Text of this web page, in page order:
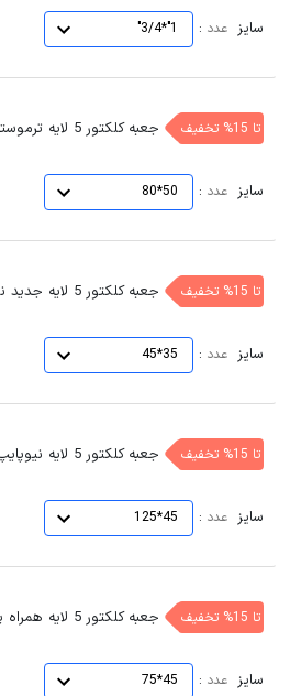
سایز عدد :
1"*3/4"
تا 15% تخفیف جعبه کلکتور 5 لایه ترموستاتیک نیوپایپ
سایز عدد :
50*80
تا 15% تخفیف جعبه کلکتور 5 لایه جدید نیوپایپ
سایز عدد :
35*45
تا 15% تخفیف جعبه کلکتور 5 لایه نیوپایپ
سایز عدد :
45*125
تا 15% تخفیف جعبه کلکتور 5 لایه همراه پایه جدید نیوپایپ
سایز عدد :
45*75